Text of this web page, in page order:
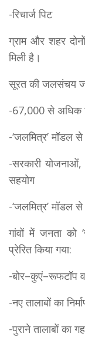
-रिचार्ज पिट
ग्राम और शहर
मिली है।
सूरत की जलसंचय
-67,000 से अधिक
-‘जलमित्र’ मॉडल
-सरकारी
सहयोग
-‘जलमित्र’ मॉडल
गांवों में जनता को
प्रेरित किया गया:
-बोर–कुएं–रूफटॉप
-नए तालाबों का
-पुराने तालाबों का